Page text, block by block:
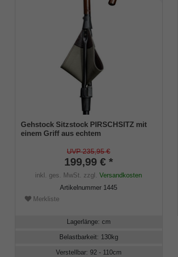
Gehstock Sitzstock PIRSCHSITZ mit
einem Griff aus echtem
englischem Sattler- Rindsleder mit
Segeltuch unterlegt, Stock aus
eloxiertem Leichtmetall,
höhenverstellbar.
UVP 235,95 €
199,99 € *
inkl. ges. MwSt. zzgl.Versandkosten
Artikelnummer 1445
Merkliste
Lagerlänge: cm
Belastbarkeit: 130kg
Verstellbar: 92 - 110cm